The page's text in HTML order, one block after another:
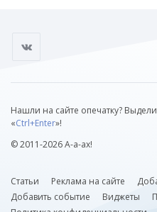
Нашли на сайте опечатку?
«Ctrl+Enter»!
© 2011-2026 А-а-ах!
Статьи Реклама на сайте
Добавить событие
Виджеты